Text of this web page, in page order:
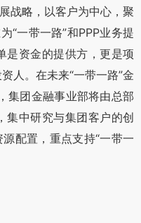
战略，以客户为中心，聚
“一带一路”和PPP业务提
是资金的提供方，更是项
人。在未来“一带一路”金
集团金融事业部将由总部
集中研究与集团客户的创
配置，重点支持“一带一